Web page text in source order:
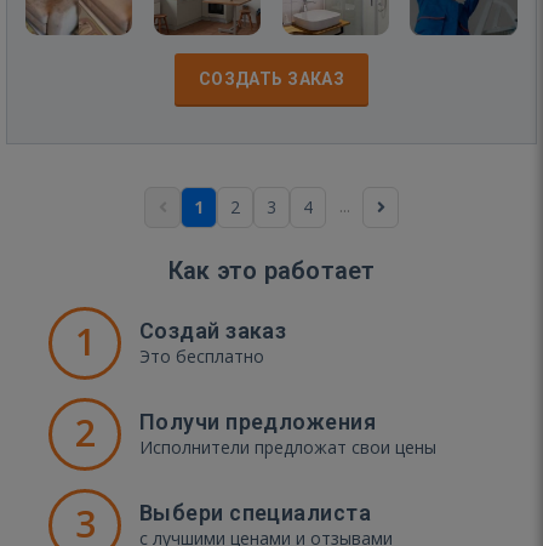
СОЗДАТЬ ЗАКАЗ
1 2 3 4 ...
Как это работает
1 Создай заказ
Это бесплатно
2 Получи предложения
Исполнители предложат свои цены
3 Выбери специалиста
с лучшими ценами и отзывами